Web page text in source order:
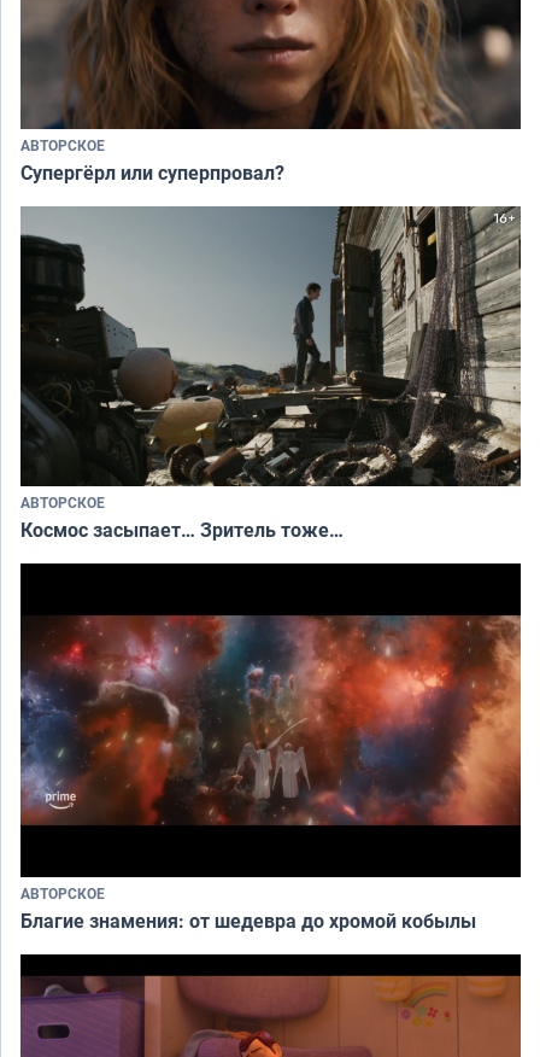
АВТОРСКОЕ
Супергёрл или суперпровал?
АВТОРСКОЕ
Космос засыпает… Зритель тоже…
АВТОРСКОЕ
Благие знамения: от шедевра до хромой кобылы